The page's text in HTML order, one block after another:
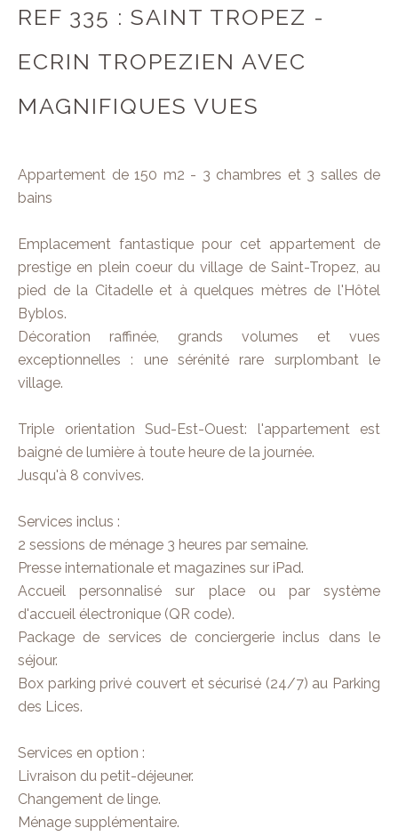
REF 335 : SAINT TROPEZ -
ECRIN TROPEZIEN AVEC
MAGNIFIQUES VUES
Appartement de 150 m2 - 3 chambres et 3 salles de
bains
Emplacement fantastique pour cet appartement de
prestige en plein coeur du village de Saint-Tropez, au
pied de la Citadelle et à quelques mètres de l'Hôtel
Byblos.
Décoration raffinée, grands volumes et vues
exceptionnelles : une sérénité rare surplombant le
village.
Triple orientation Sud-Est-Ouest: l'appartement est
baigné de lumière à toute heure de la journée.
Jusqu'à 8 convives.
Services inclus :
2 sessions de ménage 3 heures par semaine.
Presse internationale et magazines sur iPad.
Accueil personnalisé sur place ou par système
d'accueil électronique (QR code).
Package de services de conciergerie inclus dans le
séjour.
Box parking privé couvert et sécurisé (24/7) au Parking
des Lices.
Services en option :
Livraison du petit-déjeuner.
Changement de linge.
Ménage supplémentaire.